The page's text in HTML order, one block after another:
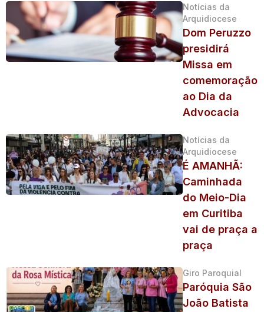
Notícias da
Arquidiocese
Dom Peruzzo
presidirá
Missa em
comemoração
ao Dia da
Advocacia
Notícias da
Arquidiocese
É AMANHÃ:
Caminhada
do Meio-Dia
em Curitiba
vai de praça a
praça
Giro Paroquial
Paróquia São
João Batista